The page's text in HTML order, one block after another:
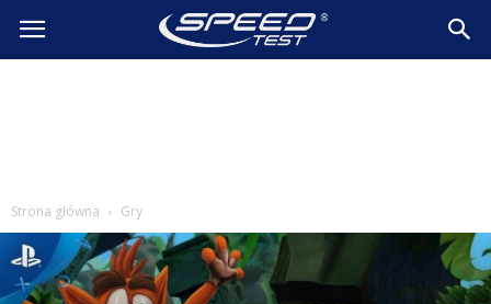
SpeedTest.pl
Strona główna Gry